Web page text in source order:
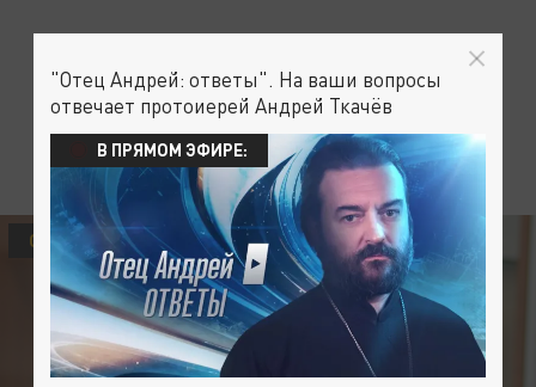
ОБЩЕСТВО
"Отец Андрей: ответы". На ваши вопросы
отвечает протоиерей Андрей Ткачёв
В ПРЯМОМ ЭФИРЕ: